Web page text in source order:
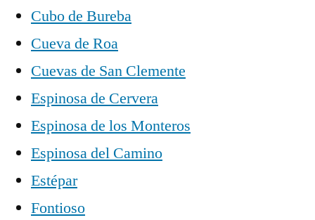
Cubo de Bureba
Cueva de Roa
Cuevas de San Clemente
Espinosa de Cervera
Espinosa de los Monteros
Espinosa del Camino
Estépar
Fontioso